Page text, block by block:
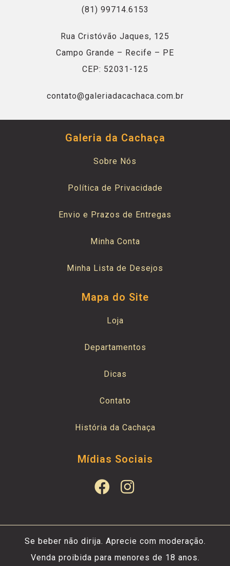
(81) 99714.6153
Rua Cristóvão Jaques, 125
Campo Grande – Recife – PE
CEP: 52031-125
contato@galeriadacachaca.com.br
Galeria da Cachaça
Sobre Nós
Política de Privacidade
Envio e Prazos de Entregas
Minha Conta
Minha Lista de Desejos
Mapa do Site
Loja
Departamentos
Dicas
Contato
História da Cachaça
Mídias Sociais
Se beber não dirija. Aprecie com moderação.
Venda proibida para menores de 18 anos.